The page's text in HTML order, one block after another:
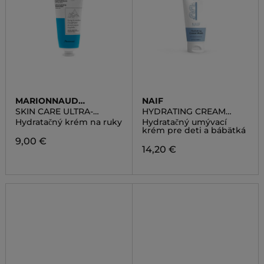
MARIONNAUD
SKINCARE
SKIN CARE ULTRA-
HYDRATING HAND
CREAM
Hydratačný krém na ruky
9,00 €
NAIF
HYDRATING CREAM
WASH
Hydratačný umývací
krém pre deti a bábätká
14,20 €